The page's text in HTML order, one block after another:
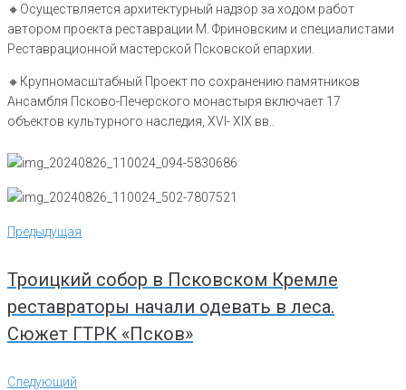
🔸️Осуществляется архитектурный надзор за ходом работ
автором проекта реставрации М. Фриновским и специалистами
Реставрационной мастерской Псковской епархии.
🔸️Крупномасштабный Проект по сохранению памятников
Ансамбля Псково-Печерского монастыря включает 17
объектов культурного наследия, XVI- XIX вв..
Навигация
по
Предыдущая
Предыдущая
Троицкий собор в Псковском Кремле
реставраторы начали одевать в леса.
Сюжет ГТРК «Псков»
Следующий
Следующий